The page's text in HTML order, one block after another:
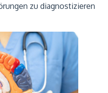
zu diagnostizieren